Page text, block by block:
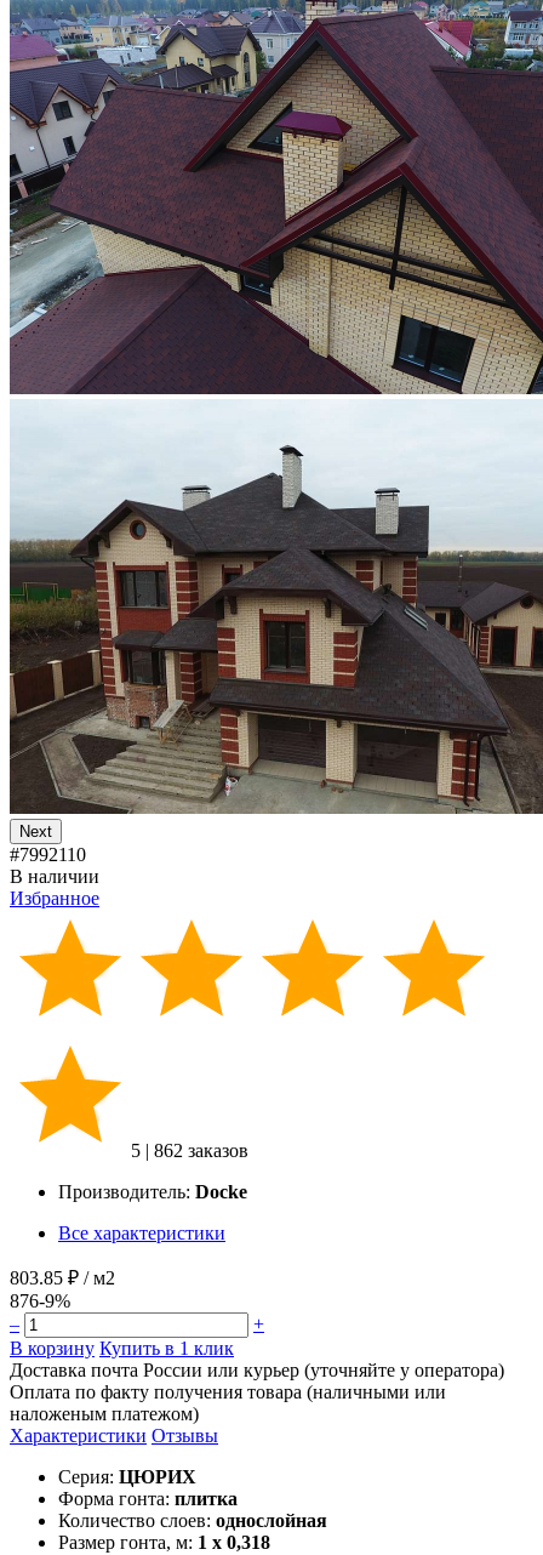
Next
#7992110
В наличии
Избранное
5 | 862 заказов
Производитель: Docke
Все характеристики
803.85 ₽ / м2
876-9%
–
+
В корзину Купить в 1 клик
Доставка почта России или курьер (уточняйте у оператора)
Оплата по факту получения товара (наличными или
наложеным платежом)
Характеристики Отзывы
Серия: ЦЮРИХ
Форма гонта: плитка
Количество слоев: однослойная
Размер гонта, м: 1 x 0,318